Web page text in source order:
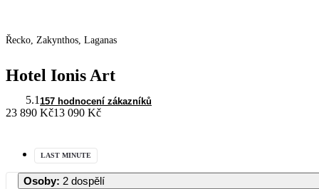
Řecko, Zakynthos, Laganas
Hotel Ionis Art
5.1 157 hodnocení zákazníků
23 890 Kč13 090 Kč
LAST MINUTE
Osoby: 2 dospělí